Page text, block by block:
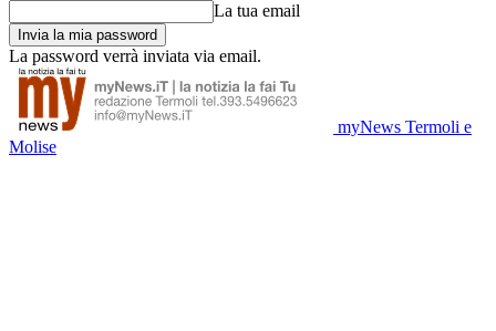
La tua email
La password verrà inviata via email.
myNews Termoli e
Molise